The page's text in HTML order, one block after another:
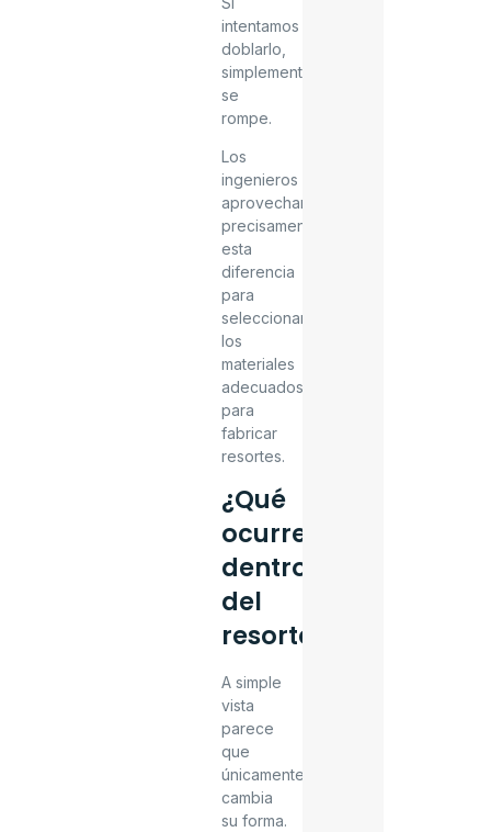
intentamos
doblarlo,
simplemente
se
rompe.
Los
ingenieros
aprovechan
precisamente
esta
diferencia
para
seleccionar
los
materiales
adecuados
para
fabricar
resortes.
¿Qué
ocurre
dentro
del
resorte?
A simple
vista
parece
que
únicamente
cambia
su forma.